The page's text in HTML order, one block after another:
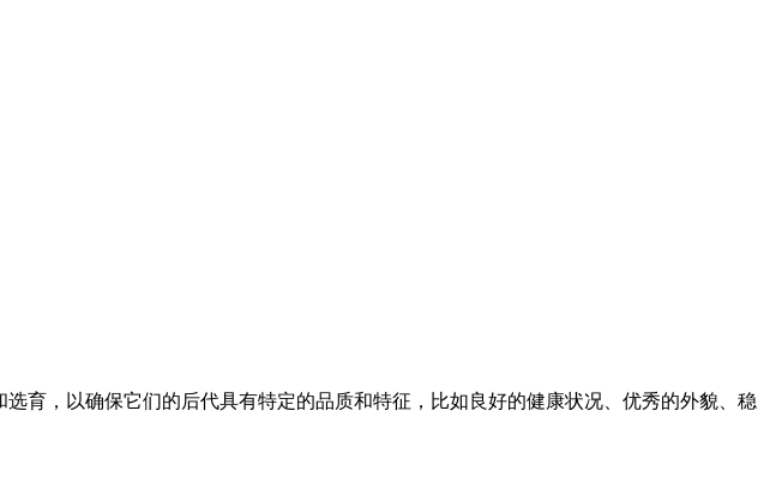
育，以确保它们的后代具有特定的品质和特征，比如良好的健康状况、优秀的外貌、稳